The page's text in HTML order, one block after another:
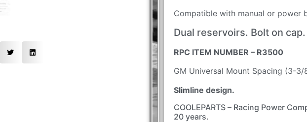
Compatible with manual or power
Dual reservoirs. Bolt on cap.
RPC ITEM NUMBER – R3500
GM Universal Mount Spacing (3-3/
Slimline design.
COOLEPARTS – Racing Power
20 years.